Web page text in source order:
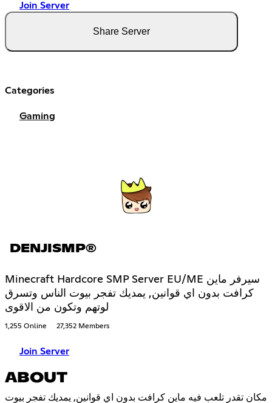
Join Server
Share Server
Categories
Gaming
DENJISMP®
Minecraft Hardcore SMP Server EU/ME سيرفر ماين
كرافت بدون اي قوانين, يمديك تفجر بيوت الناس وتسرق
لوتهم وتكون من الاقوى
1,255 Online 27,352 Members
Join Server
ABOUT
مكان تقدر تلعب فيه ماين كرافت بدون اي قوانين, يمديك تفجر بيوت